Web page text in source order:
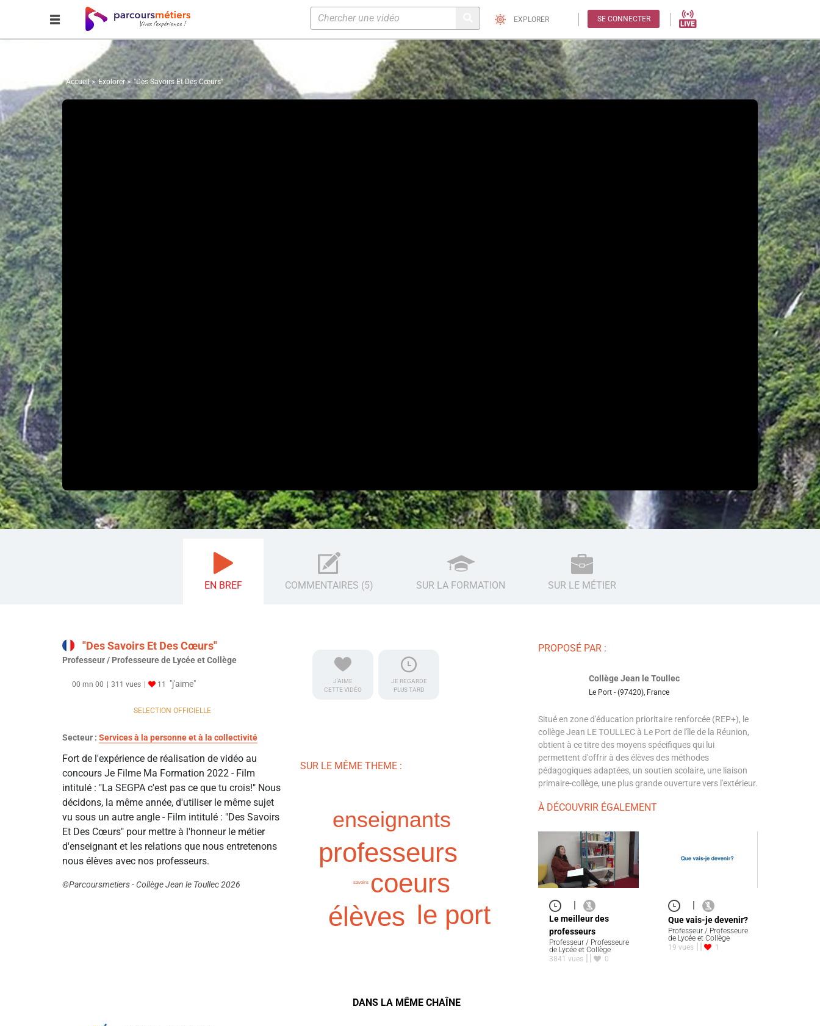
EXPLORER SE CONNECTER
Accueil Explorer "Des Savoirs Et Des Cœurs"
EN BREF COMMENTAIRES (5) SUR LA FORMATION SUR LE MÉTIER
"Des Savoirs Et Des Cœurs"
Professeur / Professeure de Lycée et Collège
00 mn 00 311 vues 11 "j'aime"
SELECTION OFFICIELLE
Secteur : Services à la personne et à la collectivité
Fort de l'expérience de réalisation de vidéo au
concours Je Filme Ma Formation 2022 - Film
intitulé : "La SEGPA c'est pas ce que tu crois!" Nous
décidons, la même année, d'utiliser le même sujet
vu sous un autre angle - Film intitulé : "Des Savoirs
Et Des Cœurs" pour mettre à l'honneur le métier
d'enseignant et les relations que nous entretenons
nous élèves avec nos professeurs.
©Parcoursmetiers - Collège Jean le Toullec 2026
J'AIME
CETTE VIDÉO
JE REGARDE
PLUS TARD
SUR LE MÊME THEME :
coeurs
professeurs
le port
élèves
enseignants
savoirs
PROPOSÉ PAR :
Collège Jean le Toullec
Le Port - (97420), France
Situé en zone d'éducation prioritaire renforcée (REP+), le
collège Jean LE TOULLEC à Le Port de l'île de la Réunion,
obtient à ce titre des moyens spécifiques qui lui
permettent d'offrir à des élèves des méthodes
pédagogiques adaptées, un soutien scolaire, une liaison
primaire-collège, une plus grande ouverture vers l'extérieur.
À DÉCOUVRIR ÉGALEMENT
Le meilleur des
professeurs
Professeur / Professeure
de Lycée et Collège
3841 vues
0
Que vais-je devenir?
Professeur / Professeure
de Lycée et Collège
19 vues
1
DANS LA MÊME CHAÎNE